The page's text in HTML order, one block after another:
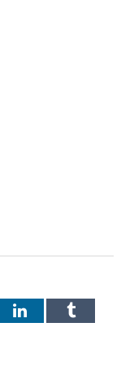
LinkedInTumblr